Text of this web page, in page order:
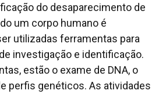
do desaparecimento de
um corpo humano é
utilizadas ferramentas para
investigação e identificação.
estão o exame de DNA, o
perfis genéticos. As atividades